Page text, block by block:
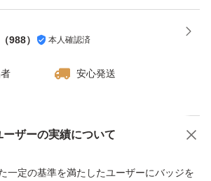
（988） 本人確認済
安心発送
ーザーの実績について
一定の基準を満たしたユーザーにバッジを
商品への質問